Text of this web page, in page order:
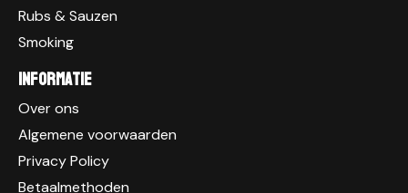
Rubs & Sauzen
Smoking
Informatie
Over ons
Algemene voorwaarden
Privacy Policy
Betaalmethoden